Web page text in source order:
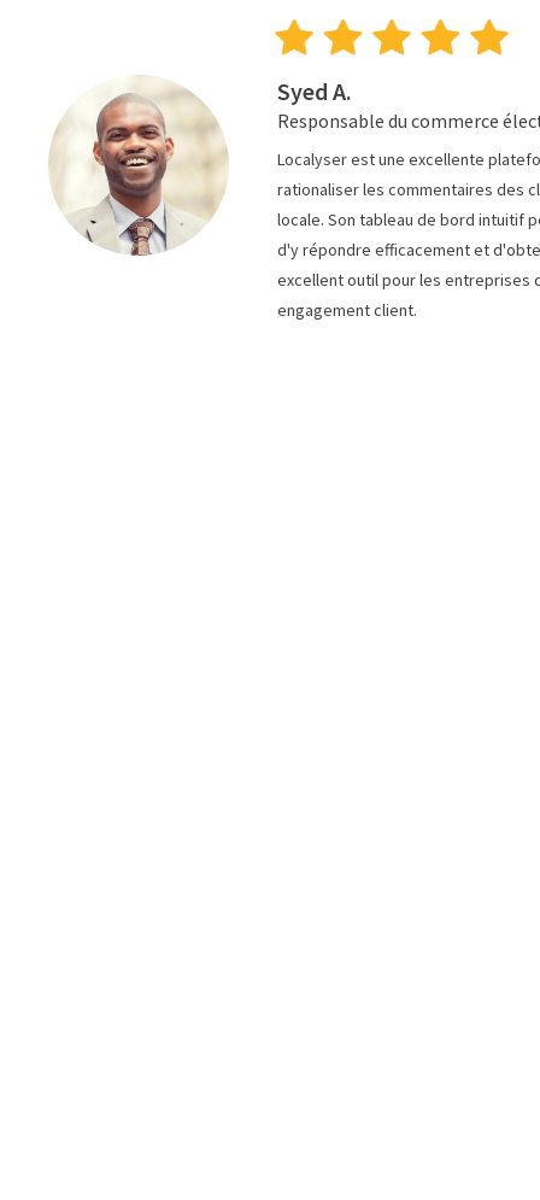
Syed A.
Responsable du commerce
Localyser est une excellente
rationaliser les commentaires des
locale. Son tableau de bord intuitif
d'y répondre efficacement et
excellent outil pour les entreprises
engagement client.